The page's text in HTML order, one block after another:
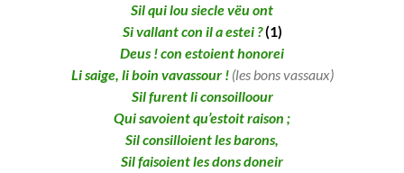
Sil qui lou siecle vëu ont
Si vallant con il a estei ?(1)
Deus ! con estoient honorei
Li saige, li boin vavassour ! (les bons vassaux)
Sil furent li consoilloour
Qui savoient qu’estoit raison ;
Sil consilloient les barons,
Sil faisoient les dons doneir